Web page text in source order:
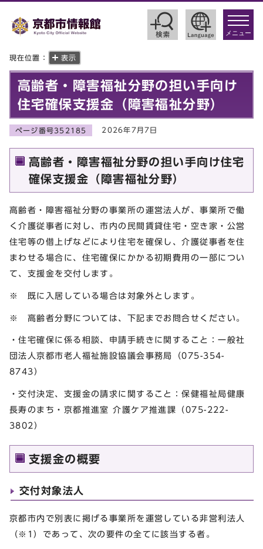
toggle
メニュー
現在位置： 表示
高齢者・障害福祉分野の担い手向け
住宅確保支援金（障害福祉分野）
ページ番号352185 2026年7月7日
高齢者・障害福祉分野の担い手向け住宅
確保支援金（障害福祉分野）
高齢者・障害福祉分野の事業所の運営法人が、事業所で働
く介護従事者に対し、市内の民間賃貸住宅・空き家・公営
住宅等の借上げなどにより住宅を確保し、介護従事者を住
まわせる場合に、住宅確保にかかる初期費用の一部につい
て、支援金を交付します。
※ 既に入居している場合は対象外とします。
※ 高齢者分野については、下記までお問合せください。
・住宅確保に係る相談、申請手続きに関すること：一般社
団法人京都市老人福祉施設協議会事務局（075-354-
8743）
・交付決定、支援金の請求に関すること：保健福祉局健康
長寿のまち・京都推進室 介護ケア推進課（075-222-
3802）
支援金の概要
交付対象法人
京都市内で別表に掲げる事業所を運営している非営利法人
（※1）であって、次の要件の全てに該当する者。